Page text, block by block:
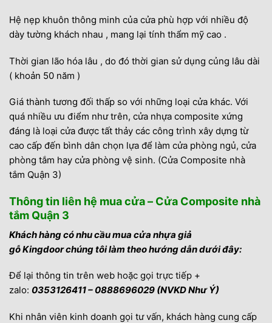
Hệ nẹp khuôn thông minh của cửa phù hợp với nhiều độ
dày tường khách nhau , mang lại tính thẩm mỹ cao .
Thời gian lão hóa lâu , do đó thời gian sử dụng củng lâu dài
( khoản 50 năm )
Giá thành tương đối thấp so với những loại cửa khác. Với
quá nhiều ưu điểm như trên, cửa nhựa composite xứng
đáng là loại cửa được tất thảy các công trình xây dựng từ
cao cấp đến bình dân chọn lựa để làm cửa phòng ngủ, cửa
phòng tắm hay cửa phòng vệ sinh. (Cửa Composite nhà
tắm Quận 3)
Thông tin liên hệ mua cửa – Cửa Composite nhà
tắm Quận 3
Khách hàng có nhu cầu mua cửa nhựa giả
gỗ Kingdoor chúng tôi làm theo hướng dẫn dưới đây:
Để lại thông tin trên web hoặc gọi trực tiếp +
zalo: 0353126411 – 0888696029 (NVKD Như Ý)
Khi nhân viên kinh doanh gọi tư vấn, khách hàng cung cấp